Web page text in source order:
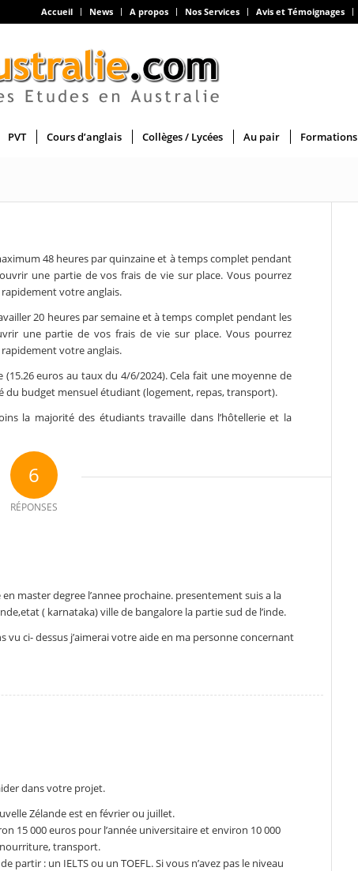
Accueil News A propos Nos Services Avis et Témoignages
PVT Cours d’anglais Collèges / Lycées Au pair Formations
48 heures par quinzaine et à temps complet pendant
une partie de vos frais de vie sur place. Vous pourrez
votre anglais.
20 heures par semaine et à temps complet pendant les
une partie de vos frais de vie sur place. Vous pourrez
votre anglais.
(15.26 euros au taux du 4/6/2024). Cela fait une moyenne de
du budget mensuel étudiant (logement, repas, transport).
la majorité des étudiants travaille dans l’hôtellerie et la
6
RÉPONSES
master degree l’annee prochaine. presentement suis a la
( karnataka) ville de bangalore la partie sud de l’inde.
ci- dessus j’aimerai votre aide en ma personne concernant
dans votre projet.
Zélande est en février ou juillet.
15 000 euros pour l’année universitaire et environ 10 000
transport.
partir : un IELTS ou un TOEFL. Si vous n’avez pas le niveau